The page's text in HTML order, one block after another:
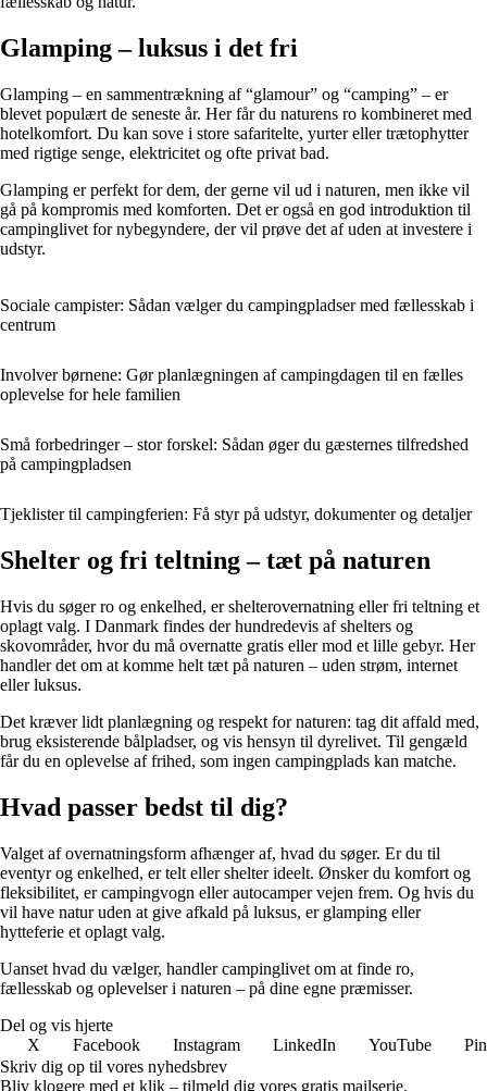
Glamping – luksus i det fri
Glamping – en sammentrækning af “glamour” og “camping” – er
blevet populært de seneste år. Her får du naturens ro kombineret med
hotelkomfort. Du kan sove i store safaritelte, yurter eller trætophytter
med rigtige senge, elektricitet og ofte privat bad.
Glamping er perfekt for dem, der gerne vil ud i naturen, men ikke vil
gå på kompromis med komforten. Det er også en god introduktion til
campinglivet for nybegyndere, der vil prøve det af uden at investere i
udstyr.
Sociale campister: Sådan vælger du campingpladser med fællesskab i
centrum
Involver børnene: Gør planlægningen af campingdagen til en fælles
oplevelse for hele familien
Små forbedringer – stor forskel: Sådan øger du gæsternes tilfredshed
på campingpladsen
Tjeklister til campingferien: Få styr på udstyr, dokumenter og detaljer
Shelter og fri teltning – tæt på naturen
Hvis du søger ro og enkelhed, er shelterovernatning eller fri teltning et
oplagt valg. I Danmark findes der hundredevis af shelters og
skovområder, hvor du må overnatte gratis eller mod et lille gebyr. Her
handler det om at komme helt tæt på naturen – uden strøm, internet
eller luksus.
Det kræver lidt planlægning og respekt for naturen: tag dit affald med,
brug eksisterende bålpladser, og vis hensyn til dyrelivet. Til gengæld
får du en oplevelse af frihed, som ingen campingplads kan matche.
Hvad passer bedst til dig?
Valget af overnatningsform afhænger af, hvad du søger. Er du til
eventyr og enkelhed, er telt eller shelter ideelt. Ønsker du komfort og
fleksibilitet, er campingvogn eller autocamper vejen frem. Og hvis du
vil have natur uden at give afkald på luksus, er glamping eller
hytteferie et oplagt valg.
Uanset hvad du vælger, handler campinglivet om at finde ro,
fællesskab og oplevelser i naturen – på dine egne præmisser.
Del og vis hjerte
X
Facebook Instagram LinkedIn YouTube
Skriv dig op til vores nyhedsbrev
Bliv klogere med et klik – tilmeld dig vores gratis mailserie.